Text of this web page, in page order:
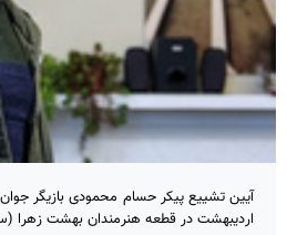
اردیبهشت در قطعه هنرمندان بهشت زهرا